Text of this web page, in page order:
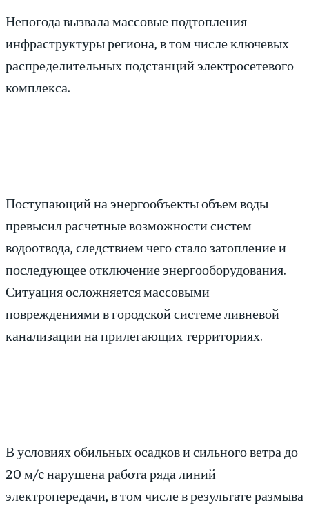
Непогода вызвала массовые подтопления
инфраструктуры региона, в том числе ключевых
распределительных подстанций электросетевого
комплекса.
Поступающий на энергообъекты объем воды
превысил расчетные возможности систем
водоотвода, следствием чего стало затопление и
последующее отключение энергооборудования.
Ситуация осложняется массовыми
повреждениями в городской системе ливневой
канализации на прилегающих территориях.
В условиях обильных осадков и сильного ветра до
20 м/c нарушена работа ряда линий
электропередачи, в том числе в результате размыва